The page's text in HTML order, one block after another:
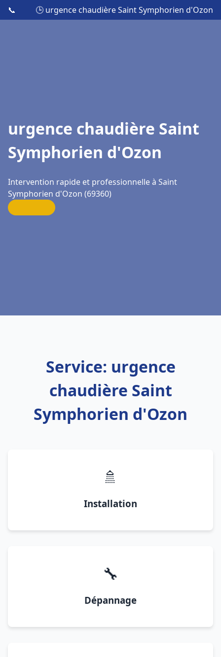
📞 🕒 urgence chaudière Saint Symphorien d'Ozon
urgence chaudière Saint
Symphorien d'Ozon
Intervention rapide et professionnelle à Saint
Symphorien d'Ozon (69360)
Service: urgence
chaudière Saint
Symphorien d'Ozon
🚿
Installation
🔧
Dépannage